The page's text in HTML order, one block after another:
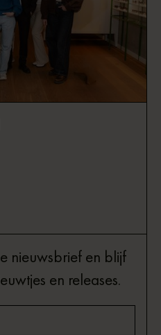
nieuwsbrief en blijf
en releases.